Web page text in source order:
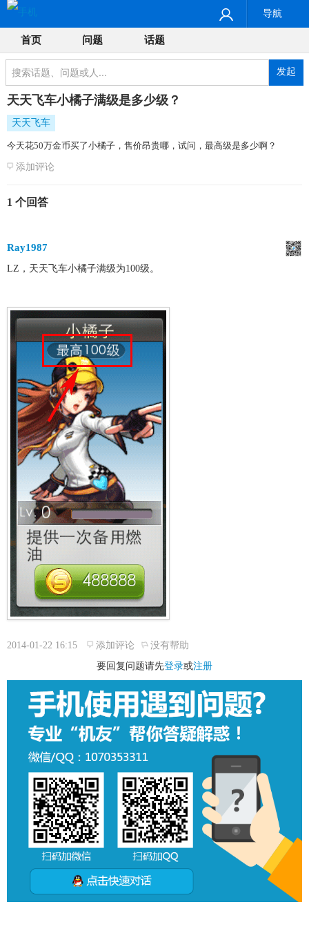
导航
首页 问题 话题
发起
天天飞车小橘子满级是多少级？
天天飞车
今天花50万金币买了小橘子，售价昂贵哪，试问，最高级是多少啊？
添加评论
1 个回答
Ray1987
LZ，天天飞车小橘子满级为100级。
2014-01-22 16:15 添加评论
没有帮助
要回复问题请先登录或注册